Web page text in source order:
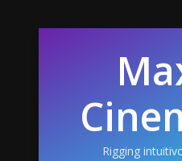
Rigging